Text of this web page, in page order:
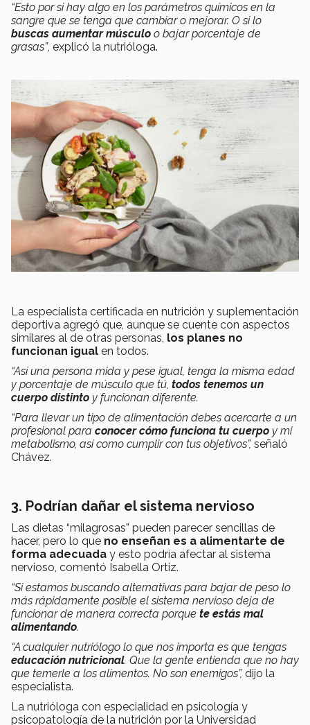
“Esto por si hay algo en los parámetros químicos en la
sangre que se tenga que cambiar o mejorar. O si lo
buscas aumentar músculo o bajar porcentaje de
grasas”, explicó la nutrióloga.
La especialista certificada en nutrición y suplementación
deportiva agregó que, aunque se cuente con aspectos
similares al de otras personas, los planes no
funcionan igual en todos.
“Así una persona mida y pese igual, tenga la misma edad
y porcentaje de músculo que tú, todos tenemos un
cuerpo distinto y funcionan diferente.
“Para llevar un tipo de alimentación debes acercarte a un
profesional para conocer cómo funciona tu cuerpo y mi
metabolismo, así como cumplir con tus objetivos”, señaló
Chávez.
3. Podrían dañar el sistema nervioso
Las dietas “milagrosas” pueden parecer sencillas de
hacer, pero lo que no enseñan es a alimentarte de
forma adecuada y esto podría afectar al sistema
nervioso, comentó Isabella Ortiz.
“Si estamos buscando alternativas para bajar de peso lo
más rápidamente posible el sistema nervioso deja de
funcionar de manera correcta porque te estás mal
alimentando.
“A cualquier nutriólogo lo que nos importa es que tengas
educación nutricional. Que la gente entienda que no hay
que temerle a los alimentos. No son enemigos”, dijo la
especialista.
La nutrióloga con especialidad en psicología y
psicopatología de la nutrición por la Universidad